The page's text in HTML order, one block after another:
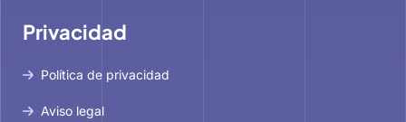
Privacidad
Política de privacidad
Aviso legal